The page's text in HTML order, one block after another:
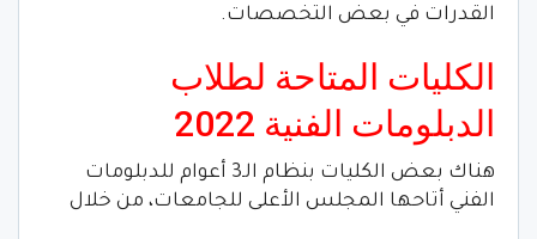
القدرات في بعض التخصصات.
الكليات المتاحة لطلاب
الدبلومات الفنية 2022
هناك بعض الكليات بنظام الـ3 أعوام للدبلومات
الفني أتاحها المجلس الأعلى للجامعات، من خلال